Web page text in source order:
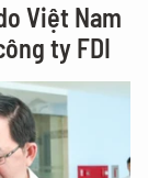
Việt Nam
ty FDI